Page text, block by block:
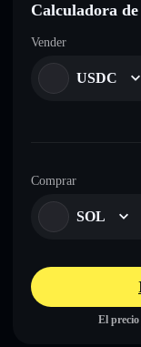
Calculadora
Vender
USDC
Comprar
SOL
El